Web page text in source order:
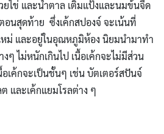
ไข่ และน้ำตาล เติมแป้งและนมข้นจืด
อนสุดท้าย ซึ่งเค้กสปองจ์ จะเน้นที่
ม่ และอยู่ในอุณหภูมิห้อง นิยมนำมาทำ
ๆ ไม่หนักเกินไป เนื้อเค้กจะไม่มีส่วน
เค้กจะเป็นชั้นๆ เช่น บัตเตอร์สปันจ์
และเค้กแยมโรลต่าง ๆ